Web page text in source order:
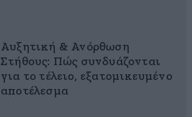
Αυξητική & Ανόρθωση
Στήθους: Πώς συνδυάζονται
για το τέλειο, εξατομικευμένο
αποτέλεσμα